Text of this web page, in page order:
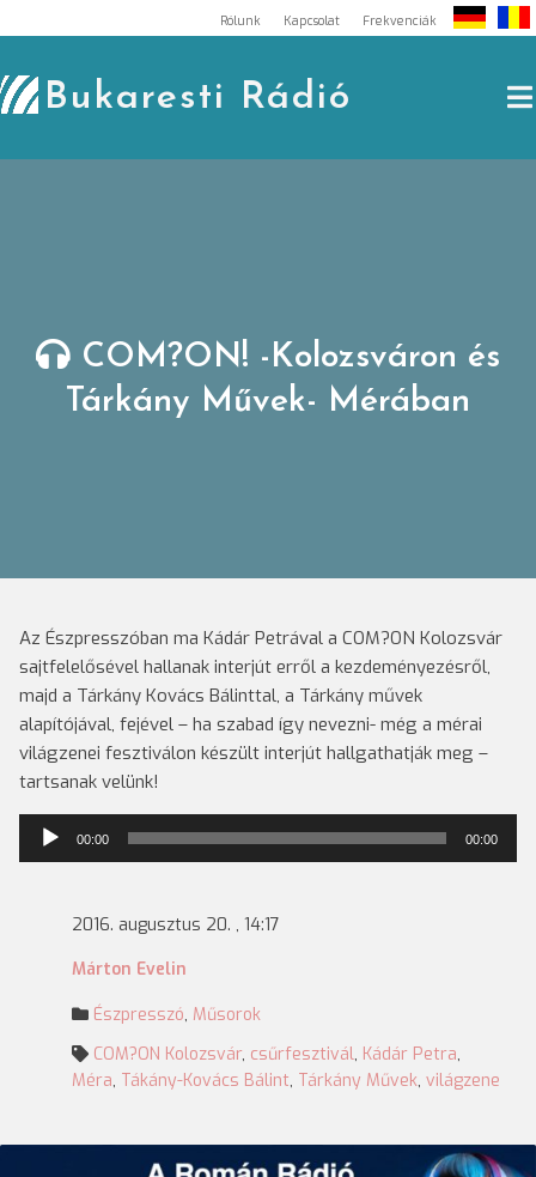
to
content
Rólunk Kapcsolat Frekvenciák
Bukaresti Rádió
COM?ON! -Kolozsváron és
Tárkány Művek- Mérában
Az Észpresszóban ma Kádár Petrával a COM?ON Kolozsvár
sajtfelelősével hallanak interjút erről a kezdeményezésről,
majd a Tárkány Kovács Bálinttal, a Tárkány művek
alapítójával, fejével – ha szabad így nevezni- még a mérai
világzenei fesztiválon készült interjút hallgathatják meg –
tartsanak velünk!
Audió
lejátszó
00:00 00:00
2016. augusztus 20. , 14:17
Márton Evelin
Észpresszó, Műsorok
COM?ON Kolozsvár, csűrfesztivál, Kádár Petra,
Méra, Tákány-Kovács Bálint, Tárkány Művek, világzene